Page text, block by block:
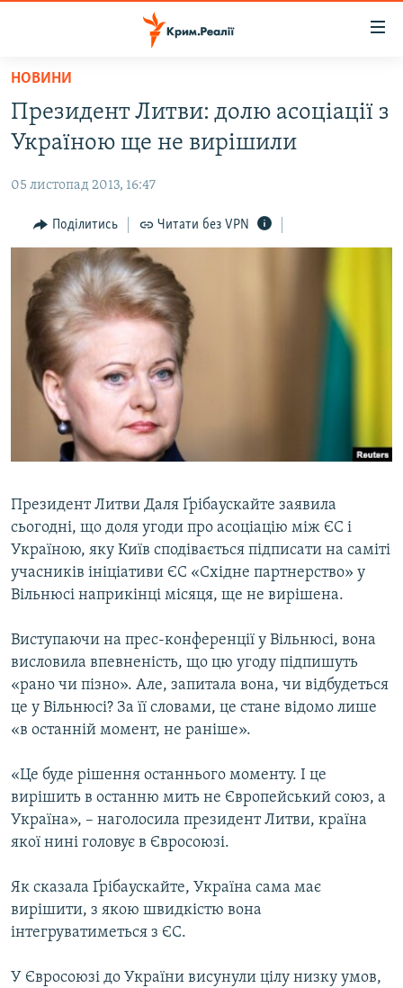
Перейти
основного
матеріалу
Перейти
до
навігації
Перейти
пошуку
ВОДА.КРИМ
ВІДЕО ТА ФОТО
ПОЛІТИКА
БЛОГИ
ПОГЛЯД
ІНТЕРВ'Ю
ВСЕ ЗА ДЕНЬ
СПЕЦПРОЕКТИ
ДЕПОРТАЦІЯ
ВІДЕОУРОКИ «ELIFBE»
СВІДЧЕННЯ ОКУПАЦІЇ
ЯК ОБІЙТИ БЛОКУВАННЯ
Русский
Qırımtatar
ДОЛУЧАЙСЯ!
Усі сайти RFE/RL
НОВИНИ
Президент Литви: долю асоціації з
Україною ще не вирішили
05 листопад 2013, 16:47
Поділитись Читати без VPN
Президент Литви Даля Ґрібаускайте заявила
сьогодні, що доля угоди про асоціацію між ЄС і
Україною, яку Київ сподівається підписати на саміті
учасників ініціативи ЄС «Східне партнерство» у
Вільнюсі наприкінці місяця, ще не вирішена.
Виступаючи на прес-конференції у Вільнюсі, вона
висловила впевненість, що цю угоду підпишуть
«рано чи пізно». Але, запитала вона, чи відбудеться
це у Вільнюсі? За її словами, це стане відомо лише
«в останній момент, не раніше».
«Це буде рішення останнього моменту. І це
вирішить в останню мить не Європейський союз, а
Україна», – наголосила президент Литви, країна
якої нині головує в Євросоюзі.
Як сказала Ґрібаускайте, Україна сама має
вирішити, з якою швидкістю вона
інтегруватиметься з ЄС.
У Євросоюзі до України висунули цілу низку умов,